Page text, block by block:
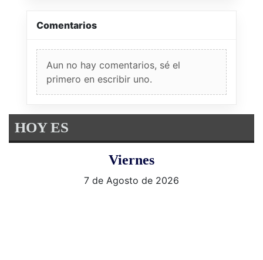
Comentarios
Aun no hay comentarios, sé el
primero en escribir uno.
HOY ES
Viernes
7 de Agosto de 2026